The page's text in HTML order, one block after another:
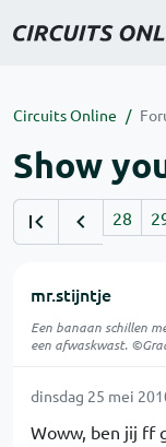
Circuits Online
Show
28
mr.stijntje
Een banaan schillen
een afwaskwast.
dinsdag 25 mei
Woww, ben jij ff